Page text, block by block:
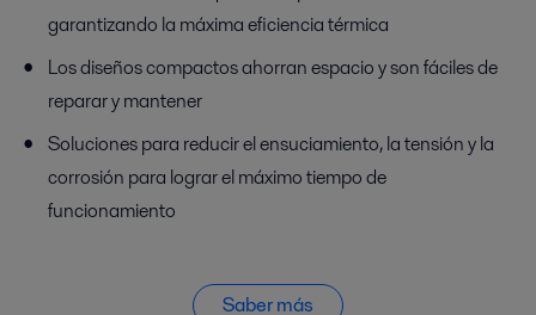
garantizando la máxima eficiencia térmica
Los diseños compactos ahorran espacio y son fáciles de
reparar y mantener
Soluciones para reducir el ensuciamiento, la tensión y la
corrosión para lograr el máximo tiempo de
funcionamiento
Saber más